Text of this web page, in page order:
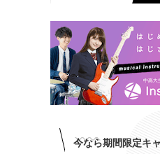
今なら期間限定キ